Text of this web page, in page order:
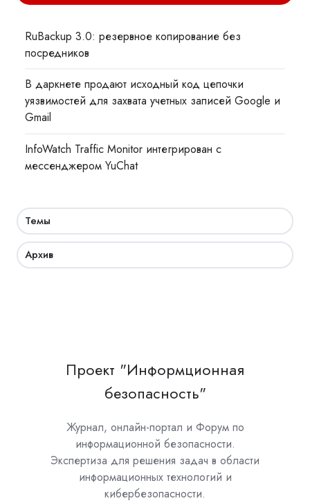
RuBackup 3.0: резервное копирование без
посредников
В даркнете продают исходный код цепочки
уязвимостей для захвата учетных записей Google и
Gmail
InfoWatch Traffic Monitor интегрирован с
мессенджером YuChat
Темы
Архив
Проект "Информционная
безопасность"
Журнал, онлайн-портал и Форум по
информационной безопасности.
Экспертиза для решения задач в области
информационных технологий и
кибербезопасности.